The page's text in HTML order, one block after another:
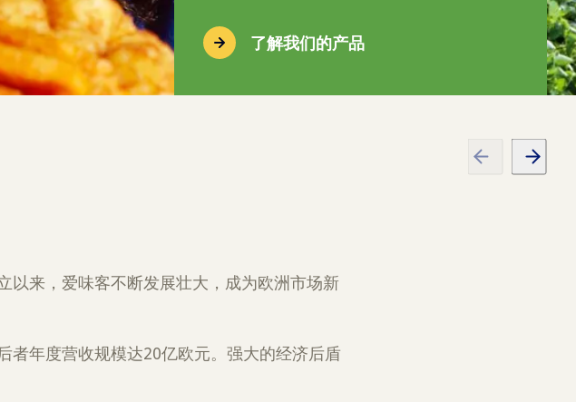
了解我们的产品
以来，爱味客不断发展壮大，成为欧洲市场新
者年度营收规模达20亿欧元。强大的经济后盾